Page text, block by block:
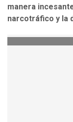
manera
narcotráfico y la